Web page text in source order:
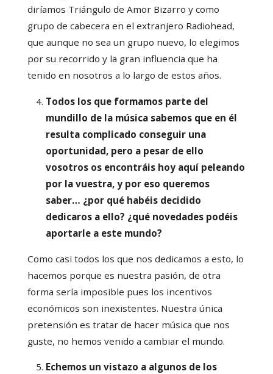
diríamos Triángulo de Amor Bizarro y como
grupo de cabecera en el extranjero Radiohead,
que aunque no sea un grupo nuevo, lo elegimos
por su recorrido y la gran influencia que ha
tenido en nosotros a lo largo de estos años.
Todos los que formamos parte del
mundillo de la música sabemos que en él
resulta complicado conseguir una
oportunidad, pero a pesar de ello
vosotros os encontráis hoy aquí peleando
por la vuestra, y por eso queremos
saber… ¿por qué habéis decidido
dedicaros a ello? ¿qué novedades podéis
aportarle a este mundo?
Como casi todos los que nos dedicamos a esto, lo
hacemos porque es nuestra pasión, de otra
forma sería imposible pues los incentivos
económicos son inexistentes. Nuestra única
pretensión es tratar de hacer música que nos
guste, no hemos venido a cambiar el mundo.
Echemos un vistazo a algunos de los